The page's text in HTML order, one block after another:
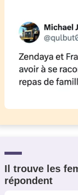
Il trouve les
répondent